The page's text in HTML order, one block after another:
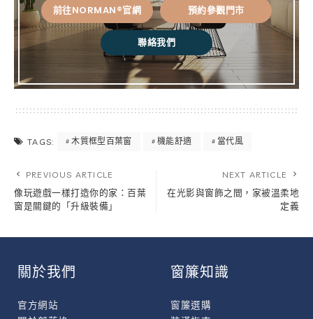
前往NORMAN®官網 預約參觀門市
聯絡我們
TAGS: 木質框型百葉窗 機能舒適 當代風
PREVIOUS ARTICLE
像玩遊戲一樣打造你的家：百葉
窗是關鍵的「升級裝備」
NEXT ARTICLE
在光影與窗飾之間，家被溫柔地
定義
關於我們
官方網站
窗簾知識
窗簾選購